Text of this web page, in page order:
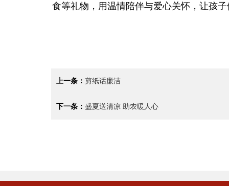
食等礼物，用温情陪伴与爱心关怀，让孩
上一条： 剪纸话廉洁
下一条： 盛夏送清凉 助农暖人心